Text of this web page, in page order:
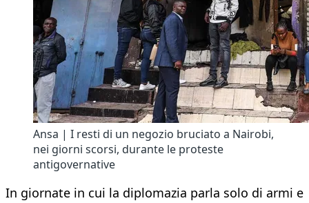
Ansa | I resti di un negozio bruciato a Nairobi,
nei giorni scorsi, durante le proteste
antigovernative
In giornate in cui la diplomazia parla solo di armi e